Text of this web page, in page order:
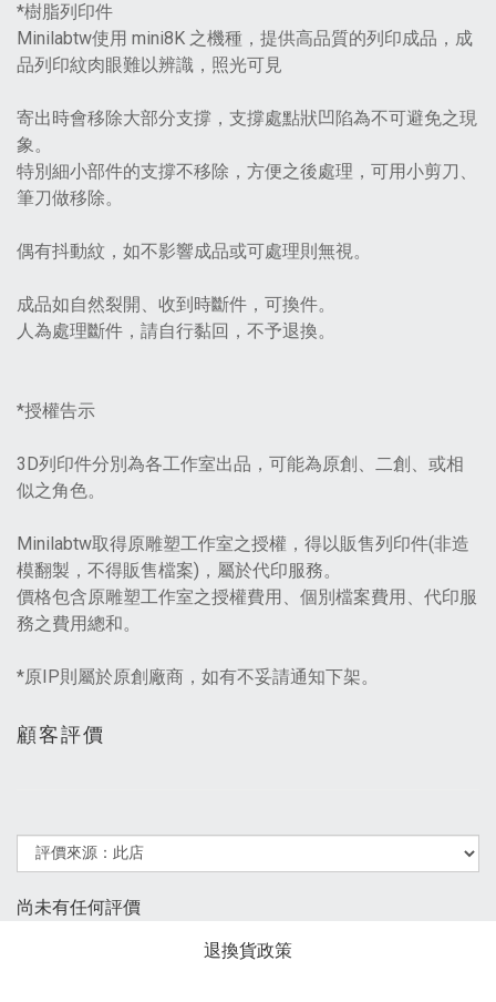
*樹脂列印件
Minilabtw使用 mini8K 之機種，提供高品質的列印成品，成
品列印紋肉眼難以辨識，照光可見
寄出時會移除大部分支撐，支撐處點狀凹陷為不可避免之現
象。
特別細小部件的支撐不移除，方便之後處理，可用小剪刀、
筆刀做移除。
偶有抖動紋，如不影響成品或可處理則無視。
成品如自然裂開、收到時斷件，可換件。
人為處理斷件，請自行黏回，不予退換。
*授權告示
3D列印件分別為各工作室出品，可能為原創、二創、或相
似之角色。
Minilabtw取得原雕塑工作室之授權，得以販售列印件(非造
模翻製，不得販售檔案)，屬於代印服務。
價格包含原雕塑工作室之授權費用、個別檔案費用、代印服
務之費用總和。
*原IP則屬於原創廠商，如有不妥請通知下架。
顧客評價
尚未有任何評價
退換貨政策